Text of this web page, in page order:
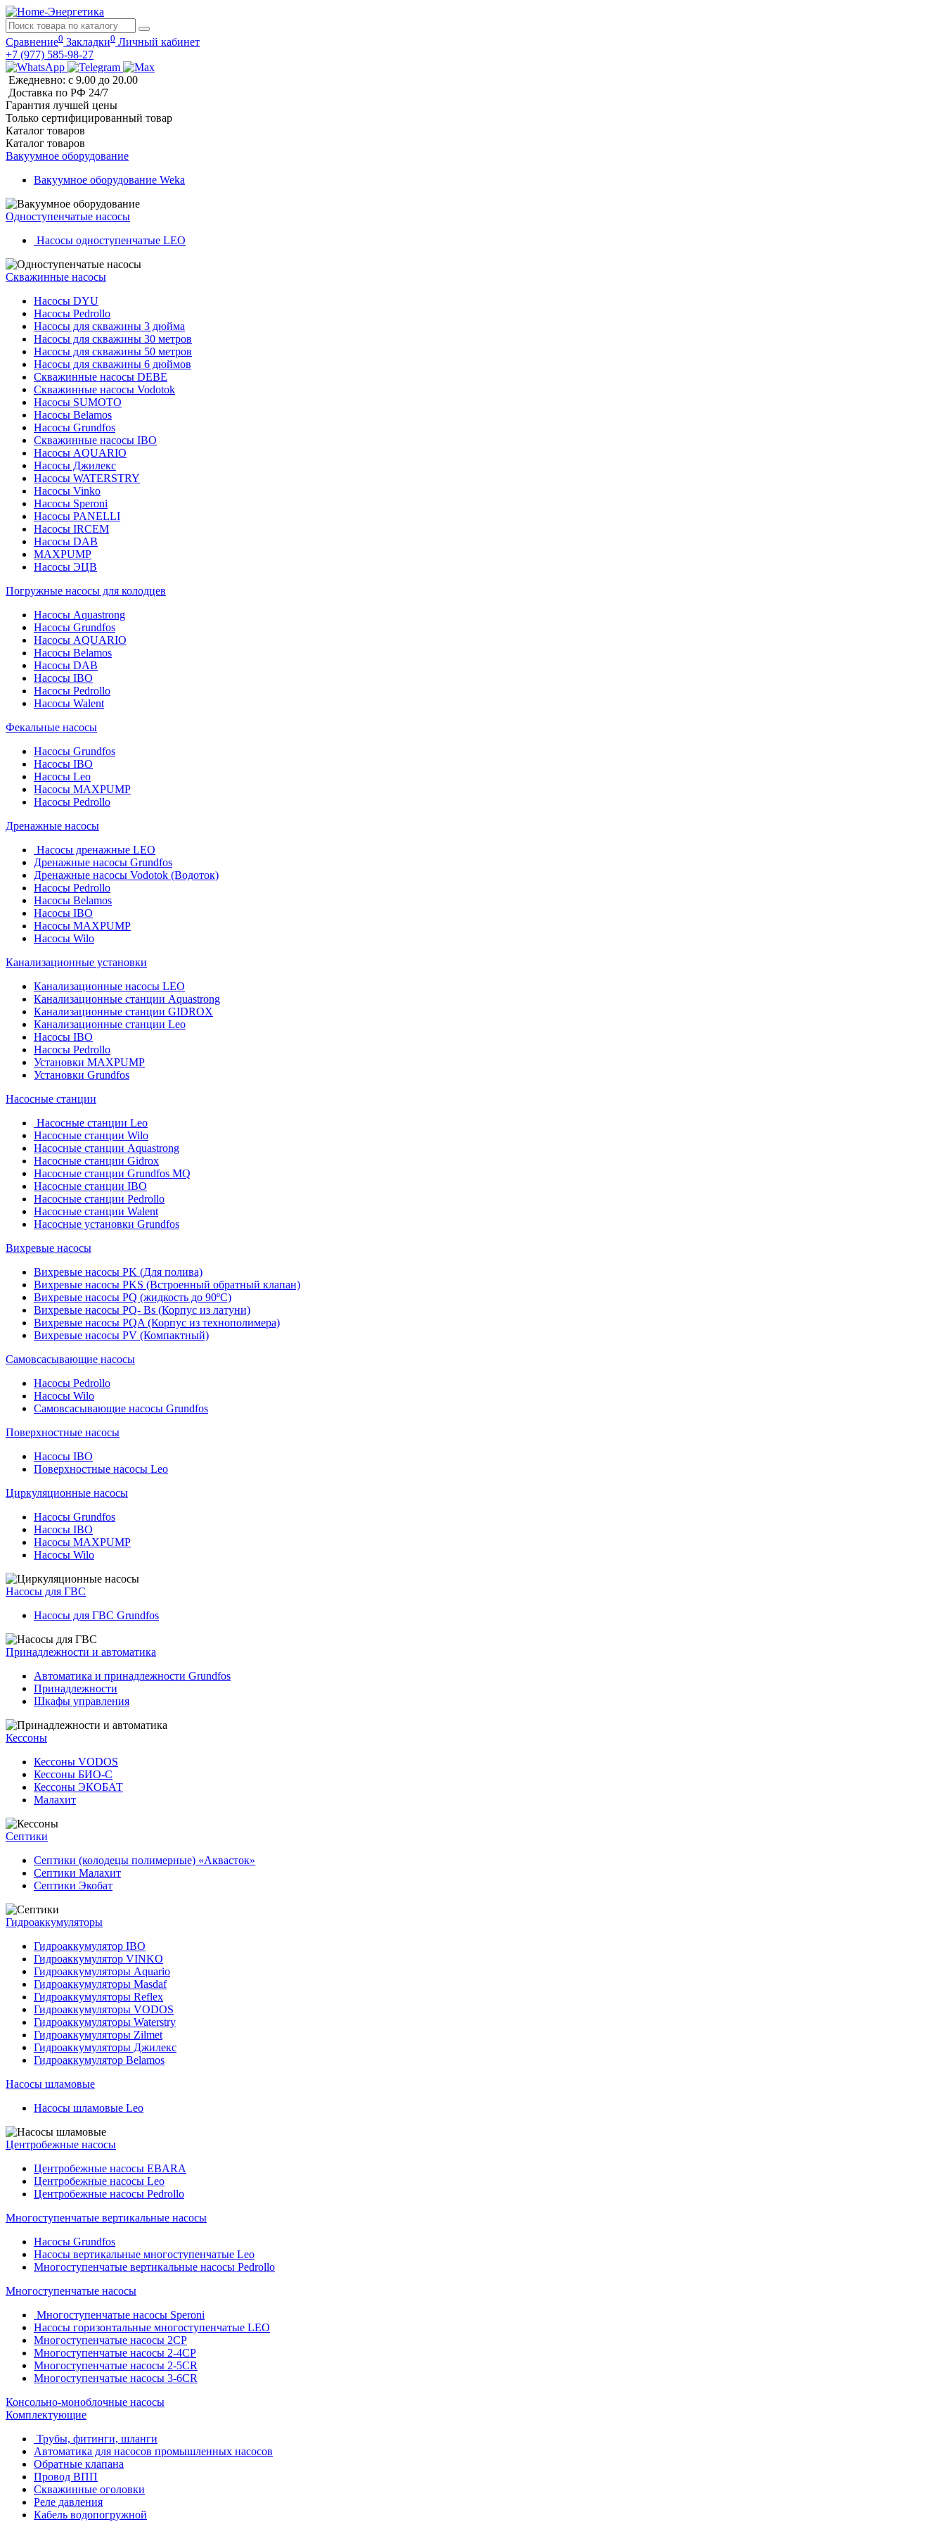
Сравнение0 Закладки0 Личный кабинет
+7 (977) 585-98-27
Ежедневно: с 9.00 до 20.00
Доставка по РФ 24/7
Гарантия лучшей цены
Только сертифицированный товар
Каталог товаров
Каталог товаров
Вакуумное оборудование
Вакуумное оборудование Weka
Одноступенчатые насосы
Насосы одноступенчатые LEO
Скважинные насосы
Насосы DYU
Насосы Pedrollo
Насосы для скважины 3 дюйма
Насосы для скважины 30 метров
Насосы для скважины 50 метров
Насосы для скважины 6 дюймов
Скважинные насосы DEBE
Скважинные насосы Vodotok
Насосы SUMOTO
Насосы Belamos
Насосы Grundfos
Скважинные насосы IBO
Насосы AQUARIO
Насосы Джилекс
Насосы WATERSTRY
Насосы Vinko
Насосы Speroni
Насосы PANELLI
Насосы IRCEM
Насосы DAB
MAXPUMP
Насосы ЭЦВ
Погружные насосы для колодцев
Насосы Aquastrong
Насосы Grundfos
Насосы AQUARIO
Насосы Belamos
Насосы DAB
Насосы IBO
Насосы Pedrollo
Насосы Walent
Фекальные насосы
Насосы Grundfos
Насосы IBO
Насосы Leo
Насосы MAXPUMP
Насосы Pedrollo
Дренажные насосы
Насосы дренажные LEO
Дренажные насосы Grundfos
Дренажные насосы Vodotok (Водоток)
Насосы Pedrollo
Насосы Belamos
Насосы IBO
Насосы MAXPUMP
Насосы Wilo
Канализационные установки
Канализационные насосы LEO
Канализационные станции Aquastrong
Канализационные станции GIDROX
Канализационные станции Leo
Насосы IBO
Насосы Pedrollo
Установки MAXPUMP
Установки Grundfos
Насосные станции
Насосные станции Leo
Насосные станции Wilo
Насосные станции Aquastrong
Насосные станции Gidrox
Насосные станции Grundfos MQ
Насосные станции IBO
Насосные станции Pedrollo
Насосные станции Walent
Насосные установки Grundfos
Вихревые насосы
Вихревые насосы PK (Для полива)
Вихревые насосы PKS (Встроенный обратный клапан)
Вихревые насосы PQ (жидкость до 90ºC)
Вихревые насосы PQ- Bs (Корпус из латуни)
Вихревые насосы PQA (Корпус из технополимера)
Вихревые насосы PV (Компактный)
Самовсасывающие насосы
Насосы Pedrollo
Насосы Wilo
Самовсасывающие насосы Grundfos
Поверхностные насосы
Насосы IBO
Поверхностные насосы Leo
Циркуляционные насосы
Насосы Grundfos
Насосы IBO
Насосы MAXPUMP
Насосы Wilo
Насосы для ГВС
Насосы для ГВС Grundfos
Принадлежности и автоматика
Автоматика и принадлежности Grundfos
Принадлежности
Шкафы управления
Кессоны
Кессоны VODOS
Кессоны БИО-С
Кессоны ЭКОБАТ
Малахит
Септики
Септики (колодецы полимерные) «Аквасток»
Септики Малахит
Септики Экобат
Гидроаккумуляторы
Гидроаккумулятор IBO
Гидроаккумулятор VINKO
Гидроаккумуляторы Aquario
Гидроаккумуляторы Masdaf
Гидроаккумуляторы Reflex
Гидроаккумуляторы VODOS
Гидроаккумуляторы Waterstry
Гидроаккумуляторы Zilmet
Гидроаккумуляторы Джилекс
Гидроаккумулятор Belamos
Насосы шламовые
Насосы шламовые Leo
Центробежные насосы
Центробежные насосы EBARA
Центробежные насосы Leo
Центробежные насосы Pedrollo
Многоступенчатые вертикальные насосы
Насосы Grundfos
Насосы вертикальные многоступенчатые Leo
Многоступенчатые вертикальные насосы Pedrollo
Многоступенчатые насосы
Многоступенчатые насосы Speroni
Насосы горизонтальные многоступенчатые LEO
Многоступенчатые насосы 2CP
Многоступенчатые насосы 2-4CP
Многоступенчатые насосы 2-5CR
Многоступенчатые насосы 3-6CR
Консольно-моноблочные насосы
Комплектующие
Трубы, фитинги, шланги
Автоматика для насосов промышленных насосов
Обратные клапана
Провод ВПП
Скважинные оголовки
Реле давления
Кабель водопогружной